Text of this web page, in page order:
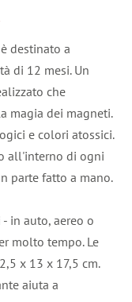
destinato a
di 12 mesi. Un
che
magia dei magneti.
e colori atossici.
all'interno di ogni
parte fatto a mano.
in auto, aereo o
molto tempo. Le
x 13 x 17,5 cm.
aiuta a